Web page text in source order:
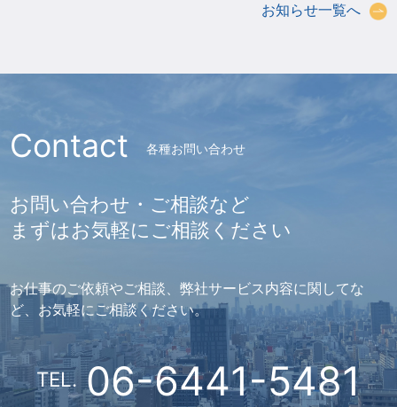
お知らせ一覧へ
Contact 各種お問い合わせ
お問い合わせ・ご相談など
まずはお気軽にご相談ください
お仕事のご依頼やご相談、弊社サービス内容に関してな
ど、お気軽にご相談ください。
TEL. 06-6441-5481